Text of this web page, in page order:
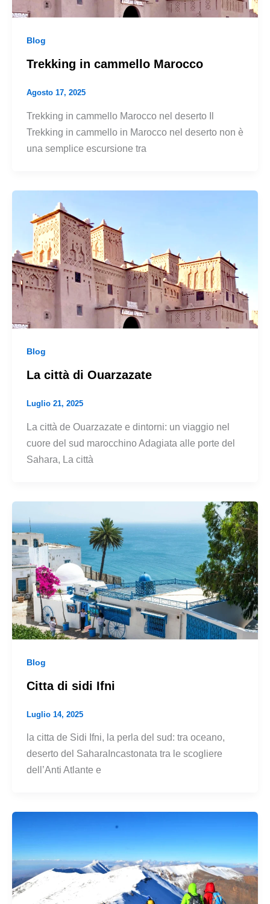
Blog
Trekking in cammello Marocco
Agosto 17, 2025
Trekking in cammello Marocco nel deserto Il
Trekking in cammello in Marocco nel deserto non è
una semplice escursione tra
Blog
La città di Ouarzazate
Luglio 21, 2025
La città de Ouarzazate e dintorni: un viaggio nel
cuore del sud marocchino Adagiata alle porte del
Sahara, La città
Blog
Citta di sidi Ifni
Luglio 14, 2025
la citta de Sidi Ifni, la perla del sud: tra oceano,
deserto del SaharaIncastonata tra le scogliere
dell’Anti Atlante e